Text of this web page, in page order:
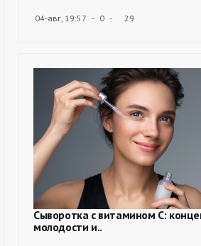
04-авг, 19:57 0 29
Сыворотка с витамином С:
молодости и..